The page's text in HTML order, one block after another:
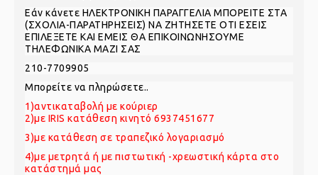
Εάν κάνετε ΗΛΕΚΤΡΟΝΙΚΗ ΠΑΡΑΓΓΕΛΙΑ ΜΠΟΡΕΙΤΕ ΣΤΑ
(ΣΧΟΛΙΑ-ΠΑΡΑΤΗΡΗΣΕΙΣ) ΝΑ ΖΗΤΗΣΕΤΕ ΟΤΙ ΕΣΕΙΣ
ΕΠΙΛΕΞΕΤΕ ΚΑΙ ΕΜΕΙΣ ΘΑ ΕΠΙΚΟΙΝΩΝΗΣΟΥΜΕ
ΤΗΛΕΦΩΝΙΚΑ ΜΑΖΙ ΣΑΣ
210-7709905
Mπορείτε να πληρώσετε..
1)αντικαταβολή με κούριερ
2)με IRIS κατάθεση κινητό 6937451677
3)με κατάθεση σε τραπεζικό λογαριασμό
4)με μετρητά ή με πιστωτική -χρεωστική κάρτα στο
κατάστημά μας